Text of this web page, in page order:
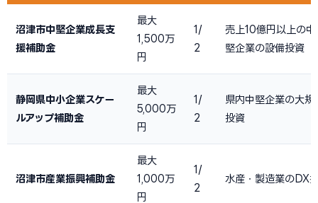
沼津市中堅企業成長支
援補助金
最大
1,500万
円
1/
2
売上10億円以上の
堅企業の設備投資
静岡県中小企業スケー
ルアップ補助金
最大
5,000万
円
1/
2
県内中堅企業の大規
投資
沼津市産業振興補助金
最大
1,000万
円
1/
2
水産・製造業のDX